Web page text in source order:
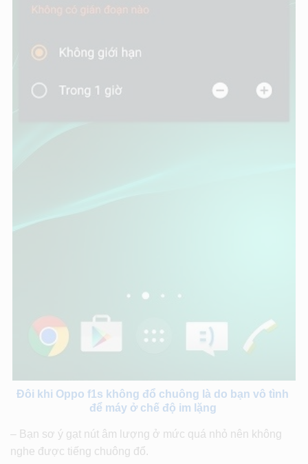
Đôi khi Oppo f1s không đổ chuông là do bạn vô tình
để máy ở chế độ im lặng
– Bạn sơ ý gạt nút âm lượng ở mức quá nhỏ nên không
nghe được tiếng chuông đổ.